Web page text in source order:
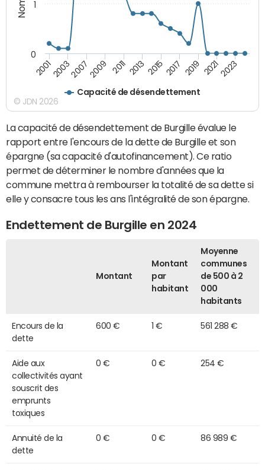
Capacité de désendettement
2001200320072009 2011 2013 2015 2017 2019 20212023
0
1
© JDN 2026
La capacité de désendettement de Burgille évalue le
rapport entre l'encours de la dette de Burgille et son
épargne (sa capacité d'autofinancement). Ce ratio
permet de déterminer le nombre d'années que la
commune mettra à rembourser la totalité de sa dette si
elle y consacre tous les ans l'intégralité de son épargne.
Endettement de Burgille en 2024
Montant
Montant
par
habitant
Moyenne
communes
de 500 à 2
000
habitants
Encours de la
dette
600 € 1 € 561 288 €
Aide aux
collectivités ayant
souscrit des
emprunts
toxiques
0 € 0 € 254 €
Annuité de la
dette
0 € 0 € 86 989 €